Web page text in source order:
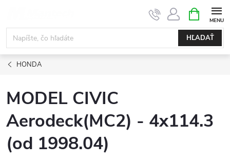
obsah
HĽADAŤ
KOŠÍK
HONDA
MODEL CIVIC
Aerodeck(MC2) - 4x114.3
(od 1998.04)